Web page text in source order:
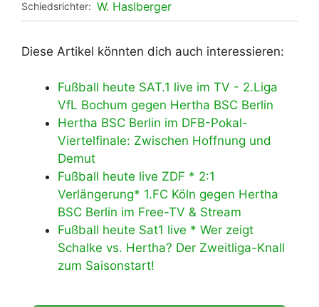
Schiedsrichter: W. Haslberger
Diese Artikel könnten dich auch interessieren:
Fußball heute SAT.1 live im TV - 2.Liga
VfL Bochum gegen Hertha BSC Berlin
Hertha BSC Berlin im DFB-Pokal-
Viertelfinale: Zwischen Hoffnung und
Demut
Fußball heute live ZDF * 2:1
Verlängerung* 1.FC Köln gegen Hertha
BSC Berlin im Free-TV & Stream
Fußball heute Sat1 live * Wer zeigt
Schalke vs. Hertha? Der Zweitliga-Knall
zum Saisonstart!